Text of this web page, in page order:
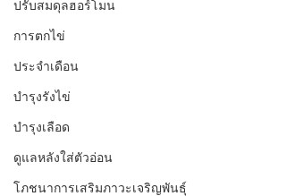
ปรับสมดุลฮอร์โมน
การตกไข่
ประจำเดือน
บำรุงรังไข่
บำรุงเลือด
ดูแลหลังใส่ตัวอ่อน
โภชนาการเสริมภาวะเจริญพันธุ์